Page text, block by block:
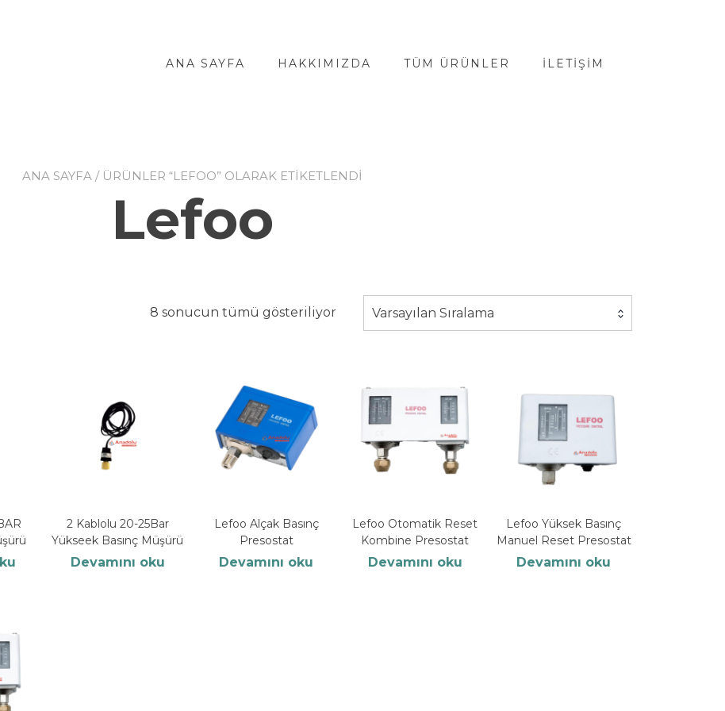
ANA SAYFA HAKKIMIZDA TÜM ÜRÜNLER İLETIŞIM
ANA SAYFA/ ÜRÜNLER “LEFOO” OLARAK ETIKETLENDI
Lefoo
8 sonucun tümü gösteriliyor Varsayılan Sıralama
2 Kablolu 20-25Bar
Yükseek Basınç Müşürü
Devamını oku
Lefoo Alçak Basınç
Presostat
Devamını oku
Lefoo Otomatik Reset
Kombine Presostat
Devamını oku
Lefoo Yüksek Basınç
Manuel Reset Presostat
Devamını oku